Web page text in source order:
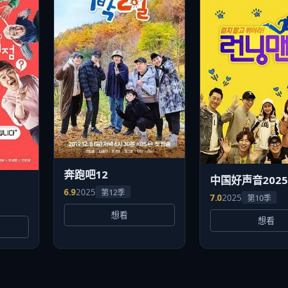
奔跑吧12
6.92025 第12季
想看
中国好声音2025
7.02025 第10季
想看